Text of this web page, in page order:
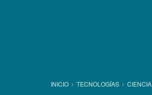
INICIO TECNOLOGÍ­AS CIENCIA